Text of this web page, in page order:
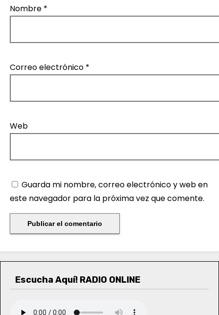
Nombre *
Correo electrónico *
Web
Guarda mi nombre, correo electrónico y web en
este navegador para la próxima vez que comente.
Escucha Aquí! RADIO ONLINE